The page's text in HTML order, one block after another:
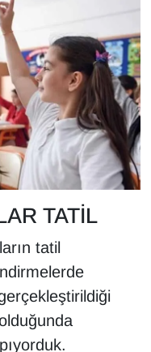
TATİL
tatil